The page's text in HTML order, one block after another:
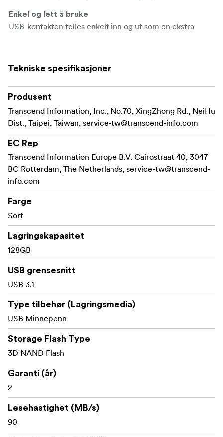
Enkel og lett å bruke
USB-kontakten felles enkelt inn og ut som en ekstra
porter på enheten din.
Bruken av den allsidige JetFlash 790 er ikke begrenset til
bare pc-er. Den kan også brukes med ulike typer enheter
som har en USB-port. F.eks. TV, Blu-ray spillere, DVD-
spillere, stereo, digitale fotorammer og spillkonsoller.
* Hastigheten kan variere avhengig av enhet og bruk av
maskinvare eller programvare.
* Sjekk USB-portens produsentinformasjon for nøyaktige
spesifikasjoner og støttede filformater før du bruker
USB-minnet på enheten.
* Vennligst se Transcends hjemmeside for ytterligere
Tekniske spesifikasjoner
Produsent
Transcend Information, Inc., No.70, XingZhong Rd., NeiHu
Dist., Taipei, Taiwan, service-tw@transcend-info.com
EC Rep
Transcend Information Europe B.V. Cairostraat 40, 3047
BC Rotterdam, The Netherlands, service-tw@transcend-
info.com
Farge
Sort
Lagringskapasitet
128GB
USB grensesnitt
USB 3.1
Type tilbehør (Lagringsmedia)
USB Minnepenn
Storage Flash Type
3D NAND Flash
Garanti (år)
2
Lesehastighet (MB/s)
90